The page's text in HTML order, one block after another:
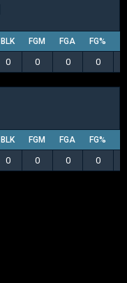
BLK FGM FGA FG%
0 0 0 0
BLK FGM FGA FG%
0 0 0 0